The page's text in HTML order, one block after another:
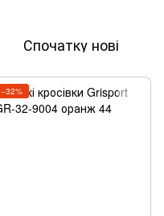
Спочатку нові
−32%